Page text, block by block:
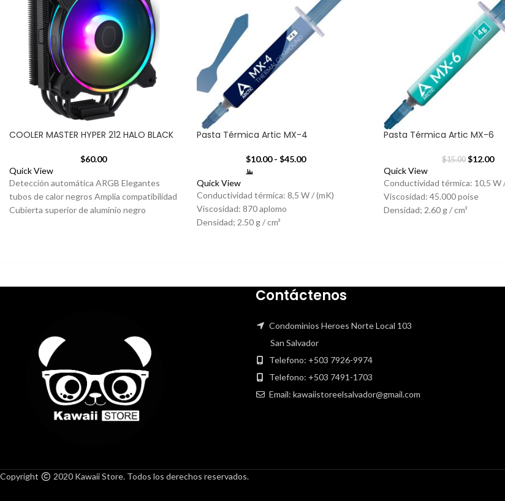
COOLER MASTER HYPER 212 HALO BLACK
$60.00
Quick View
Detección automática ARGB Elegantes
tubos de calor negros Amplia compatibilidad
Cubierta superior de aluminio negro
Pasta Térmica Artic MX-4
$10.00 - $45.00
Quick View
Conductividad térmica: 8,5 W / (mK)
Viscosidad: 870 aplomo
Densidad; 2.50 g / cm³
Pasta Térmica Artic MX-6
$15.00 $12.00
Quick View
Conductividad térmica: 10,5 W
Viscosidad: 45.000 poise
Densidad; 2.60 g / cm³
Contáctenos
Condominios Heroes Norte Local 103
San Salvador
Telefono: +503 7926-9974
Telefono: +503 7491-1703
Email: kawaiistoreelsalvador@gmail.com
Copyright 2020 Kawaii Store. Todos los derechos reservados.